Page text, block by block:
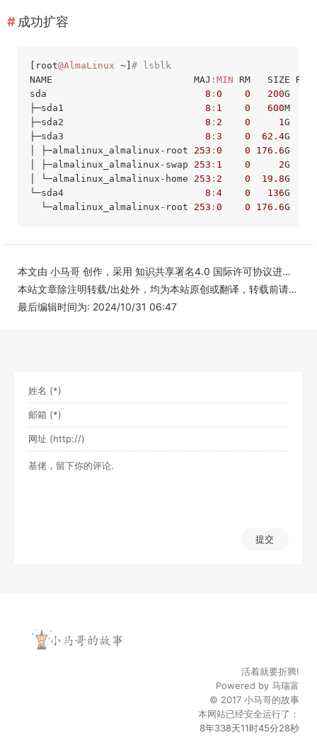
成功扩容
[root@AlmaLinux ~] # lsblk
NAME
MAJ :MIN RM SIZE RO
sda 8 : 0 0 200G
├─sda1 8 : 1 0 600M
├─sda2 8 : 2 0 1G
├─sda3 8 : 3 0 62.4G
│ ├─almalinux_almalinux-root 253 : 0 0 176.6G
│ ├─almalinux_almalinux-swap 253 : 1 0 2G
│ └─almalinux_almalinux-home 253 : 2 0 19.8G
└─sda4 8 : 4 0 136G
  └─almalinux_almalinux-root
253 : 0 0 176.6G
本文由 小马哥 创作，采用 知识共享署名4.0 国际许可协议进行许可
本站文章除注明转载/出处外，均为本站原创或翻译，转载前请务必署名
最后编辑时间为: 2024/10/31 06:47
提交
活着就要折腾!
Powered by 马瑞富
© 2017 小马哥的故事
本网站已经安全运行了：
8年338天11时45分29秒